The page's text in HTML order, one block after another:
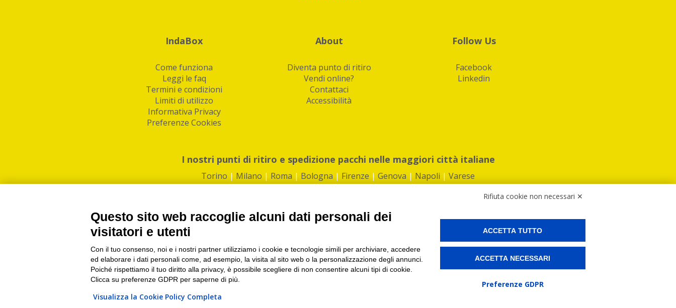
IndaBox
Come funziona
Leggi le faq
Termini e condizioni
Limiti di utilizzo
Informativa Privacy
Preferenze Cookies
About
Diventa punto di ritiro
Vendi online?
Contattaci
Accessibilità
Follow Us
Facebook
Linkedin
I nostri punti di ritiro e spedizione pacchi nelle maggiori città italiane
Torino | Milano | Roma | Bologna | Firenze | Genova | Napoli | Varese
PI/CF/N°Iscr.: 10821360012 | REA: RM 1494760 | Cap.Soc.: 50.000€ |Whistleblowing|Privacy|Preferenze Cookies
IndaBox | Oltre 11.500 punti di ritiro tra Bar, Tabaccai, Edicole e Kipoint per ritirare i tuoi acquisti online e spedire i tuoi pacchi.
Rifiuta cookie non necessari ✕
Questo sito web raccoglie alcuni dati personali dei
visitatori e utenti
Con il tuo consenso, noi e i nostri partner utilizziamo i cookie e tecnologie simili per archiviare, accedere
ed elaborare i dati personali come, ad esempio, la visita al sito web o la personalizzazione degli annunci.
Poiché rispettiamo il tuo diritto alla privacy, è possibile scegliere di non consentire alcuni tipi di cookie.
Clicca su preferenze GDPR per saperne di più.
Visualizza la Cookie Policy Completa
ACCETTA TUTTO
ACCETTA NECESSARI
Preferenze GDPR